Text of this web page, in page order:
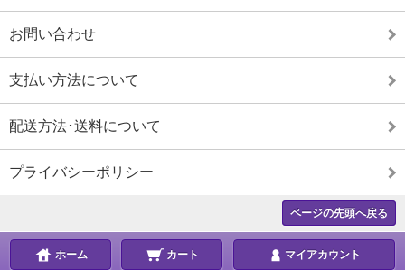
お問い合わせ
支払い方法について
配送方法･送料について
プライバシーポリシー
ページの先頭へ戻る
ホーム カート マイアカウント